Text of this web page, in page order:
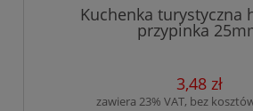
Kuchenka turystyczna
przypinka
3,48 zł
zawiera 23% VAT, bez